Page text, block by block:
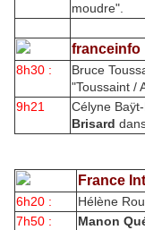
moudre".
franceinfo
8h30 : Bruce
"Toussaint /
9h21
Célyne
Brisard
France
6h20 : Hélène
7h50 :
Manon